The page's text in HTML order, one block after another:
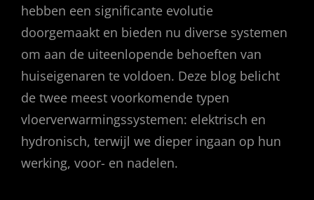
hebben een significante evolutie
doorgemaakt en bieden nu diverse systemen
om aan de uiteenlopende behoeften van
huiseigenaren te voldoen. Deze blog belicht
de twee meest voorkomende typen
vloerverwarmingssystemen: elektrisch en
hydronisch, terwijl we dieper ingaan op hun
werking, voor- en nadelen.